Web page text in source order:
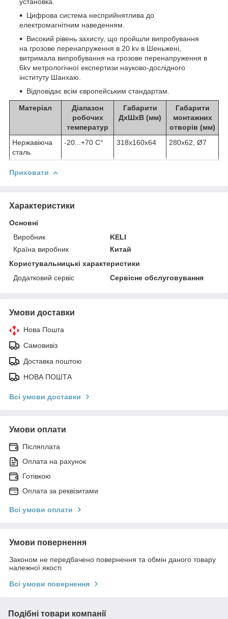
Цифрова система несприйнятлива до
електромагнітним наведенням.
Високий рівень захисту, що пройшли випробування
на грозове перенапруження в 20 kv в Шеньжені,
витримала випробування на грозове перенапруження в
6kv метрологічної експертизи науково-дослідного
інституту Шанхаю.
Відповідає всім європейським стандартам.
Матеріал
Діапазон
робочих
температур
Габарити
ДхШхВ (мм)
Габарити
монтажних
отворів (мм)
Нержавіюча
сталь
-20...+70 С° 318х160х64 280х62, Ø7
Приховати
Характеристики
Основні
Виробник
KELI
Країна виробник
Китай
Користувальницькі характеристики
Додатковий сервіс
Сервісне обслуговування
Умови доставки
Нова Пошта
Самовивіз
Доставка поштою
НОВА ПОШТА
Всі умови доставки
Умови оплати
Післяплата
Оплата на рахунок
Готівкою
Оплата за реквізитами
Всі умови оплати
Умови повернення
Законом не передбачено повернення та обмін даного товару
належної якості
Всі умови повернення
Подібні товари компанії